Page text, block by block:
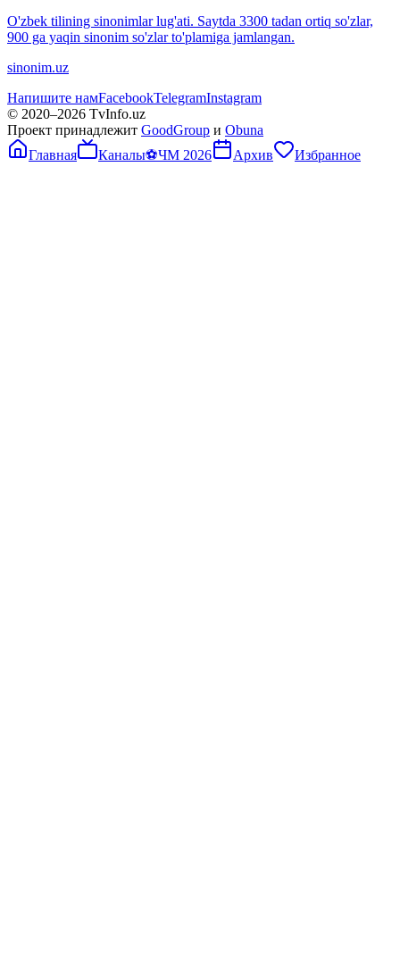
O'zbek tilining sinonimlar lug'ati. Saytda 3300 tadan ortiq so'zlar,
900 ga yaqin sinonim so'zlar to'plamiga jamlangan.
sinonim.uz
Напишите намFacebookTelegramInstagram
© 2020–2026 TvInfo.uz
Проект принадлежит GoodGroup и Obuna
Главная
Каналы⚽ЧМ 2026 Архив Избранное